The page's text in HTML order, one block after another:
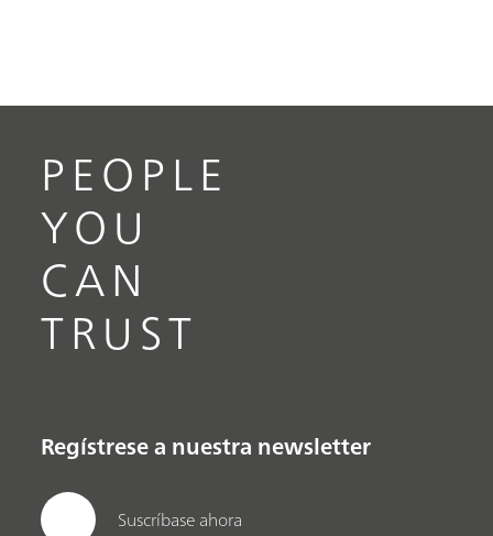
PEOPLE
YOU
CAN
TRUST
Regístrese a nuestra newsletter
Suscríbase ahora